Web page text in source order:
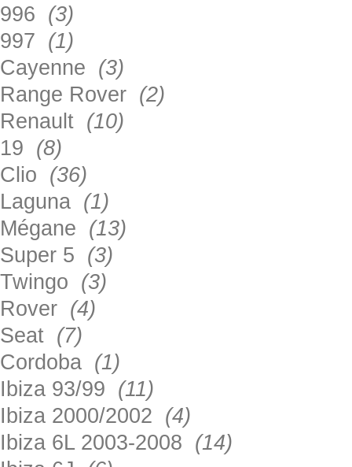
996 (3)
997 (1)
Cayenne (3)
Range Rover (2)
Renault (10)
19 (8)
Clio (36)
Laguna (1)
Mégane (13)
Super 5 (3)
Twingo (3)
Rover (4)
Seat (7)
Cordoba (1)
Ibiza 93/99 (11)
Ibiza 2000/2002 (4)
Ibiza 6L 2003-2008 (14)